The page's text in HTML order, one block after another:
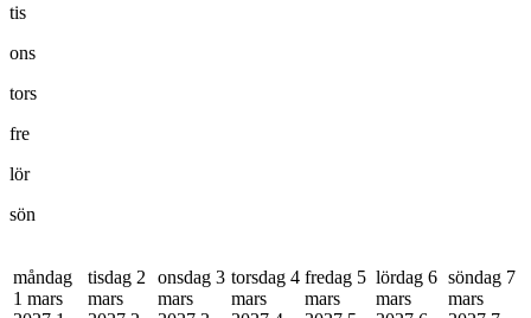
tis
ons
tors
fre
lör
sön
måndag
1 mars
tisdag 2
mars
onsdag 3
mars
torsdag 4
mars
fredag 5
mars
lördag 6
mars
söndag 7
mars